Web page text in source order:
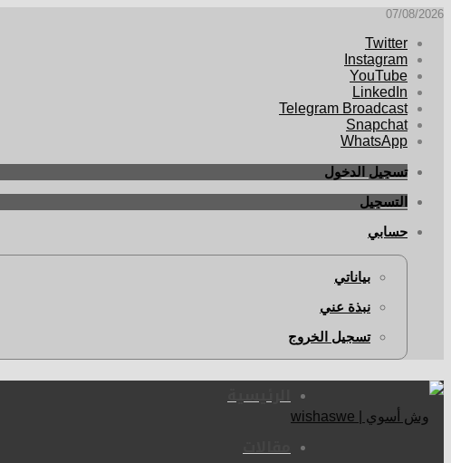
07/08/2026
Twitter
Instagram
YouTube
LinkedIn
Telegram Broadcast
Snapchat
WhatsApp
تسجيل الدخول
التسجيل
حسابي
بياناتي
نبذة عني
تسجيل الخروج
الرئيسية
مقالات